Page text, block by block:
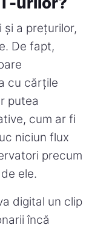
și a prețurilor,
De fapt,
cu cărțile
putea
cum ar fi
niciun flux
precum
ele.
digital un clip
încă